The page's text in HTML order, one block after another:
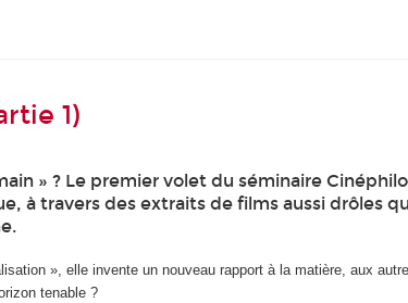
1)
» ? Le premier volet du séminaire
travers des extraits de films aussi drôles
», elle invente un nouveau rapport à la matière, aux
tenable ?